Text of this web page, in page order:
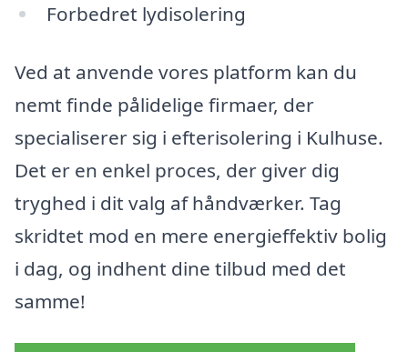
Forbedret lydisolering
Ved at anvende vores platform kan du
nemt finde pålidelige firmaer, der
specialiserer sig i efterisolering i Kulhuse.
Det er en enkel proces, der giver dig
tryghed i dit valg af håndværker. Tag
skridtet mod en mere energieffektiv bolig
i dag, og indhent dine tilbud med det
samme!